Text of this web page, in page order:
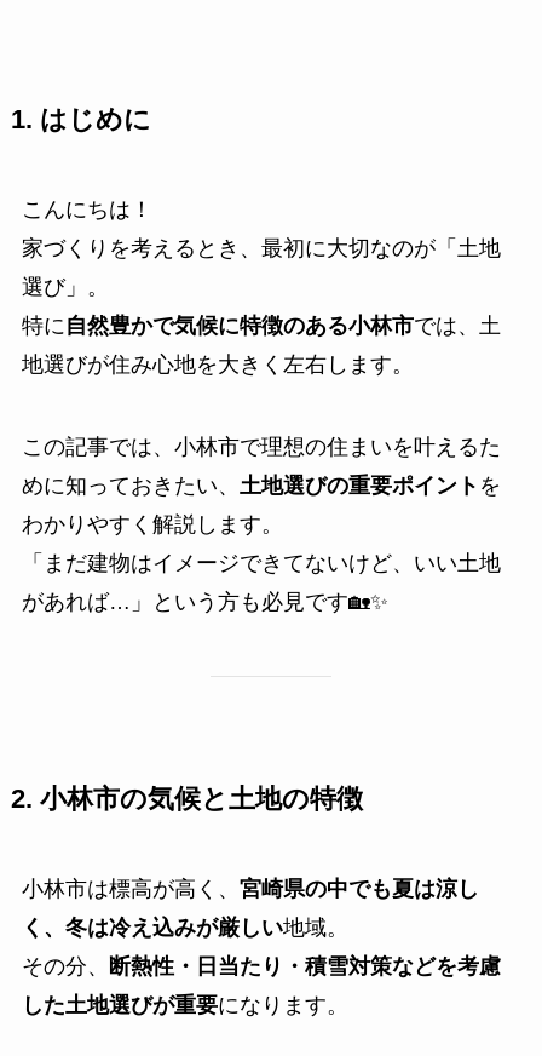
1. はじめに
こんにちは！
家づくりを考えるとき、最初に大切なのが「土地
選び」。
特に 自然豊かで気候に特徴のある小林市では、土
地選びが住み心地を大きく左右します。
この記事では、小林市で理想の住まいを叶えるた
めに知っておきたい、 土地選びの重要ポイント を
わかりやすく解説します。
「まだ建物はイメージできてないけど、いい土地
があれば…」という方も必見です🏡✨
2. 小林市の気候と土地の特徴
小林市は標高が高く、 宮崎県の中でも夏は涼し
く、冬は冷え込みが厳しい地域。
その分、
断熱性・日当たり・積雪対策などを考慮
した土地選びが重要になります。